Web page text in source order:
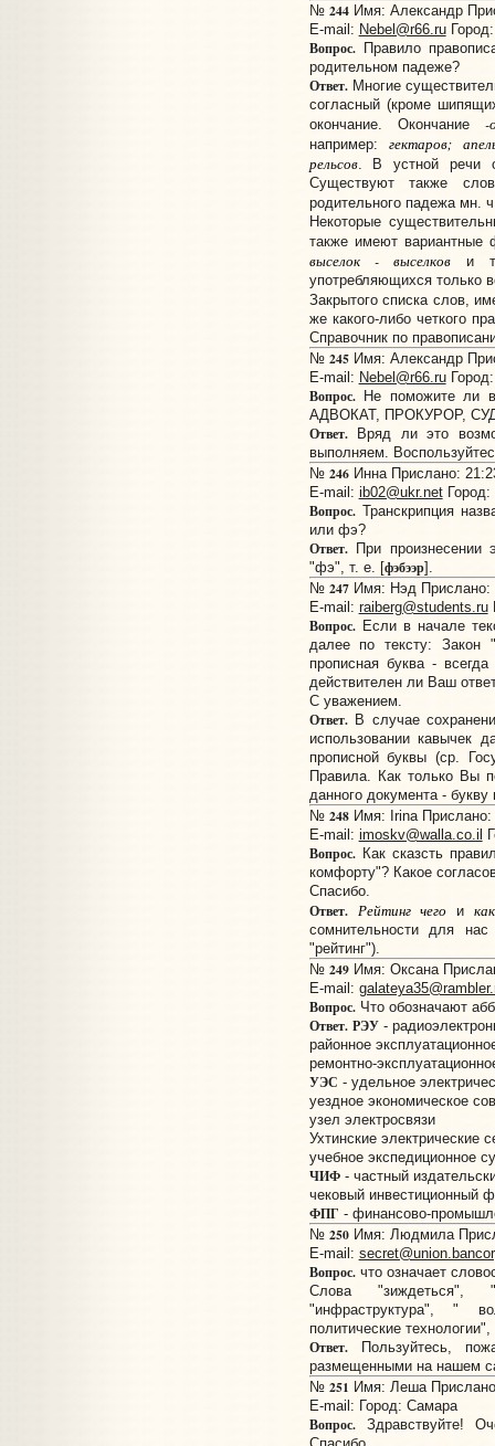
№ 244Имя: Александр
E-mail: Nebel@r66.ruГород:
Вопрос.Правило
родительном падеже?
Ответ.Многие
согласный (кроме
окончание. Окончание -
например:гектаров;
рельсов. В устной речи
Существуют также
родительного падежа мн.
Некоторые
также имеют
выселок - выселкови т.
употребляющихся только
Закрытого списка слов,
же какого-либо четкого
Справочник по
№ 245Имя: Александр
E-mail: Nebel@r66.ruГород:
Вопрос.Не поможите ли
АДВОКАТ, ПРОКУРОР,
Ответ.Вряд ли это
выполняем.
№ 246Инна Прислано:
E-mail: ib02@ukr.netГород:
Вопрос.Транскрипция
или фэ?
Ответ.При произнесении
"фэ", т. е. [фэбээр].
№ 247Имя: Нэд Прислано:
E-mail: raiberg@students.ru
Вопрос.Если в начале
далее по тексту: Закон
прописная буква -
действителен ли Ваш
С уважением.
Ответ.В случае
использовании кавычек
прописной буквы (ср.
Правила. Как только Вы
данного документа -
№ 248Имя: Irina Прислано:
E-mail: imoskv@walla.co.il
Вопрос.Как сказсть
комфорту"? Какое
Спасибо.
Ответ. Рейтинг чего и
сомнительности для нас
"рейтинг").
№ 249Имя: Оксана
E-mail:
Вопрос.Что обозначают
Ответ. РЭУ-
районное
ремонтно-
УЭС - удельное
уездное экономическое
узел электросвязи
Ухтинские электрические
учебное экспедиционное
ЧИФ- частный
чековый инвестиционный
ФПГ - финансово-
№ 250Имя: Людмила
E-mail:
Вопрос.что означает
Слова "зиждеться",
"инфраструктура", "
политические
Ответ.Пользуйтесь,
размещенными на нашем
№ 251 Имя: Леша
E-mail: Город: Самара
Вопрос.Здравствуйте!